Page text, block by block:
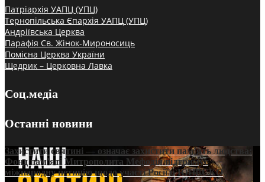
Патріархія УАПЦ (УПЦ)
Тернопільська Єпархія УАПЦ (УПЦ)
Андріївська Церква
Парафія Св. Жінок-Мироносиць
Помісна Церква України
Щедрик – Церковна Лавка
Соц.медіа
Останні новини
Захистити святині — означає захистити пам’ять людства:
Фонд пам’яті Митрополита Мефодія підтримує
міжнародну петицію щодо участі Росії в ЮНЕСКО